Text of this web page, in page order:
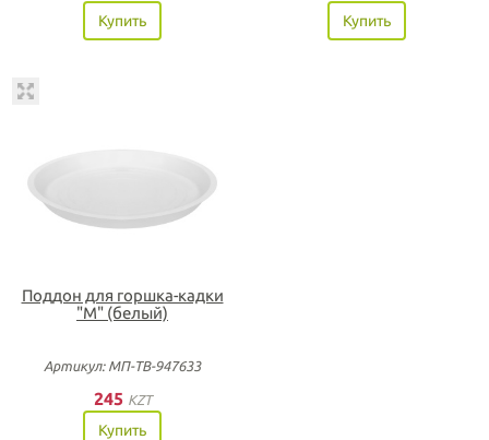
Купить Купить
Поддон для горшка-кадки
"М" (белый)
Артикул: МП-ТВ-947633
245 KZT
Купить